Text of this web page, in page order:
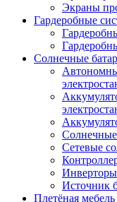
Экраны
Гардеробные
Солнечные
Сетевые
Источник
Плетёная мебель